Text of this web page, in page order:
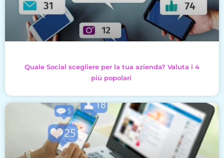
Quale Social scegliere per la tua azienda? Valuta i 4
più popolari